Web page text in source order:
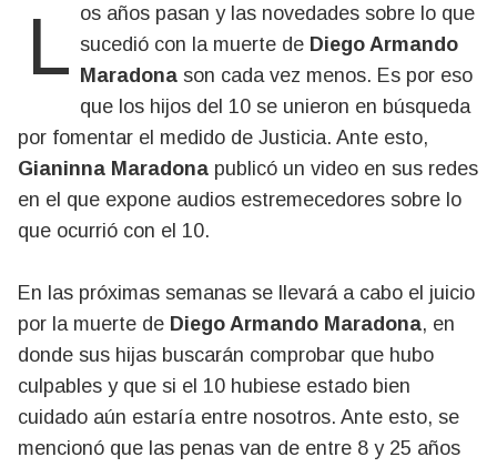
Los años pasan y las novedades sobre lo que sucedió con la muerte de Diego Armando
Maradona son cada vez menos. Es por eso
que los hijos del 10 se unieron en búsqueda
por fomentar el medido de Justicia. Ante esto,
Gianinna Maradona publicó un video en sus redes
en el que expone audios estremecedores sobre lo
que ocurrió con el 10.
En las próximas semanas se llevará a cabo el juicio
por la muerte de Diego Armando Maradona, en
donde sus hijas buscarán comprobar que hubo
culpables y que si el 10 hubiese estado bien
cuidado aún estaría entre nosotros. Ante esto, se
mencionó que las penas van de entre 8 y 25 años